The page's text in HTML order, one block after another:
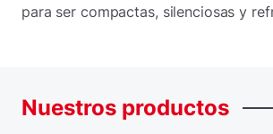
para ser compactas, silenciosas y
Nuestros productos